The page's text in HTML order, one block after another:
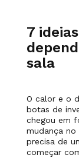
7
sala
O calor e o
botas de
chegou em
mudança no
precisa de
começar